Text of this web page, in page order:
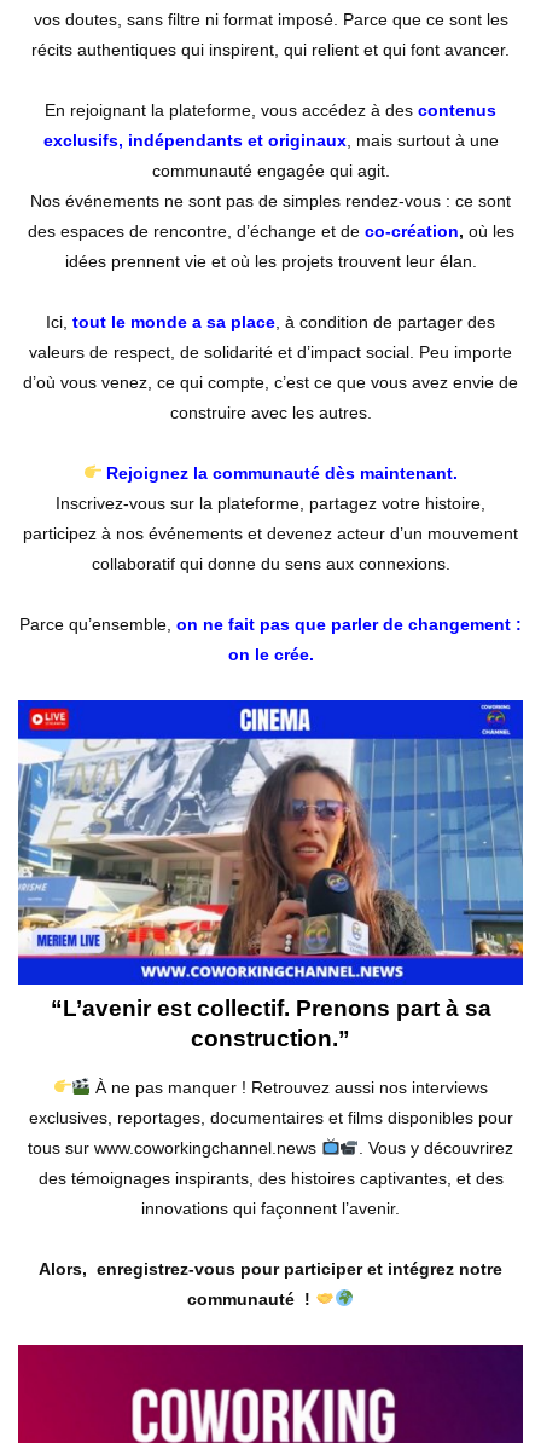
vos doutes, sans filtre ni format imposé. Parce que ce sont les
récits authentiques qui inspirent, qui relient et qui font avancer.
En rejoignant la plateforme, vous accédez à des contenus
exclusifs, indépendants et originaux, mais surtout à une
communauté engagée qui agit.
Nos événements ne sont pas de simples rendez-vous : ce sont
des espaces de rencontre, d’échange et deco-création, où les
idées prennent vie et où les projets trouvent leur élan.
Ici, tout le monde a sa place , à condition de partager des
valeurs de respect, de solidarité et d’impact social. Peu importe
d’où vous venez, ce qui compte, c’est ce que vous avez envie de
construire avec les autres.
Rejoignez la communauté dès maintenant.
Inscrivez-vous sur la plateforme, partagez votre histoire,
participez à nos événements et devenez acteur d’un mouvement
collaboratif qui donne du sens aux connexions.
Parce qu’ensemble, on ne fait pas que parler de changement :
on le crée.
“L’avenir est collectif. Prenons part à sa
construction.”
À ne pas manquer ! Retrouvez aussi nos interviews
exclusives, reportages, documentaires et films disponibles pour
tous sur www.coworkingchannel.news
. Vous y découvrirez
des témoignages inspirants, des histoires captivantes, et des
innovations qui façonnent l’avenir.
Alors, enregistrez-vous pour participer et intégrez notre
communauté !